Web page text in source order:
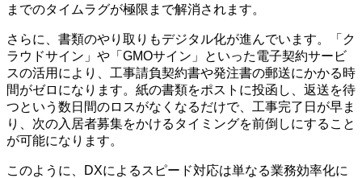
までのタイムラグが極限まで解消されます。
さらに、書類のやり取りもデジタル化が進んでいます。「ク
ラウドサイン」や「GMOサイン」といった電子契約サービ
スの活用により、工事請負契約書や発注書の郵送にかかる時
間がゼロになります。紙の書類をポストに投函し、返送を待
つという数日間のロスがなくなるだけで、工事完了日が早ま
り、次の入居者募集をかけるタイミングを前倒しにすること
が可能になります。
このように、DXによるスピード対応は単なる業務効率化に